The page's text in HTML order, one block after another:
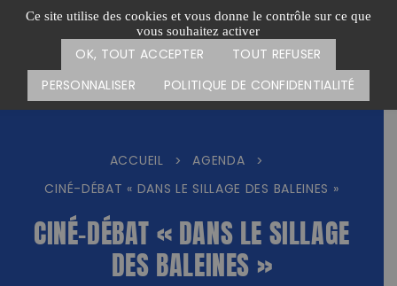
Ce site utilise des cookies et vous donne le contrôle sur ce que
vous souhaitez activer
OK, TOUT ACCEPTER
TOUT REFUSER
PERSONNALISER
POLITIQUE DE CONFIDENTIALITÉ
Passer
Menu
CARTE DES ACTIONS FAIRE UN DON
ACCUEIL > AGENDA
>
CINÉ-DÉBAT « DANS LE SILLAGE DES BALEINES »
CINÉ-DÉBAT « DANS LE SILLAGE
DES BALEINES »